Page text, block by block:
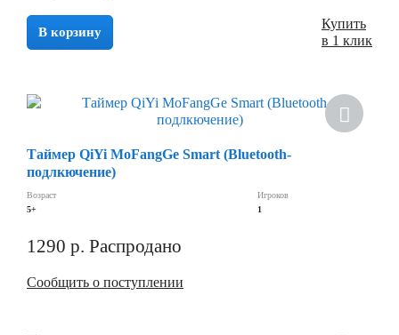
В корзину
Купить
в 1 клик
Таймер QiYi MoFangGe Smart (Bluetooth-
подлкючение)
Возраст
5+
Игроков
1
1290 р. Распродано
Сообщить о поступлении